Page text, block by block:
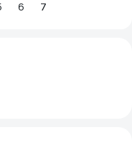
6 7